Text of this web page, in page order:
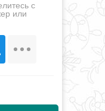
с
или